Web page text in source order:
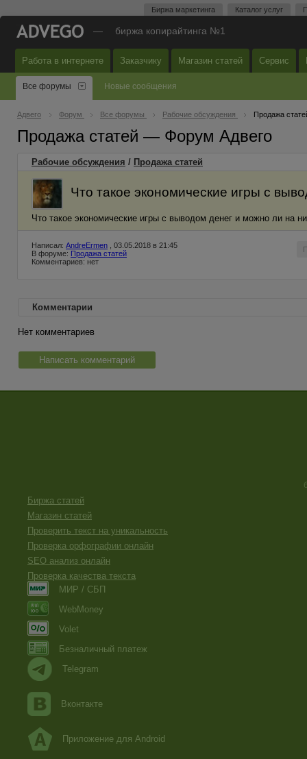
Биржа маркетинга Каталог услуг
— биржа копирайтинга №1
Работа в интернете Заказчику Магазин статей Сервис
Все форумы Новые сообщения
Адвего Форум Все форумы Рабочие обсуждения Продажа
Продажа статей — Форум Адвего
Рабочие обсуждения / Продажа статей
Что такое экономические игры с
Что такое экономические игры с выводом денег и можно ли на
Написал: AndreErmen , 03.05.2018 в 21:45
В форуме: Продажа статей
Комментариев: нет
Комментарии
Нет комментариев
Написать комментарий
Биржа статей
Магазин статей
Проверить текст на уникальность
Проверка орфографии онлайн
SEO анализ онлайн
Проверка качества текста
МИР / СБП
WebMoney
Volet
Безналичный платеж
Telegram
Вконтакте
Приложение для Android